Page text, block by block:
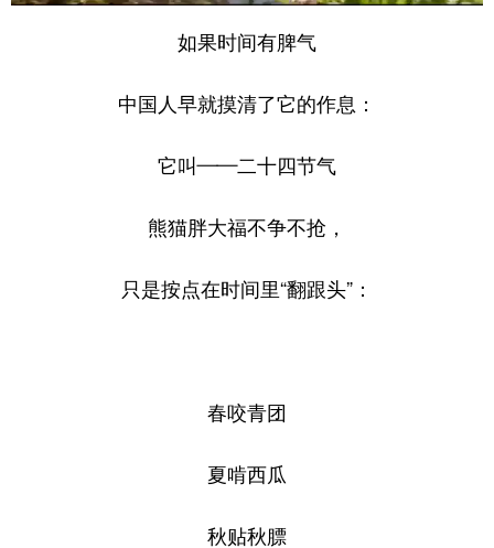
Português
如果时间有脾气
中国人早就摸清了它的作息：
它叫——二十四节气
熊猫胖大福不争不抢，
只是按点在时间里“翻跟头”：
春咬青团
夏啃西瓜
秋贴秋膘